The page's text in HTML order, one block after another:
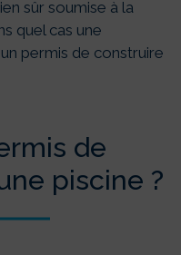
sûr soumise à la
quel cas une
permis de construire
de
piscine ?